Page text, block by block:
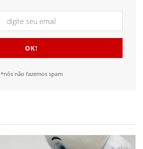
*nós não fazemos spam